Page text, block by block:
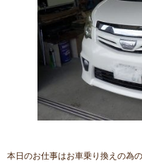
本日のお仕事はお車乗り換えの為